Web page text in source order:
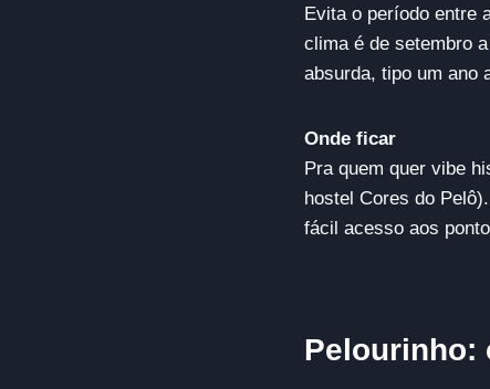
Evita o período entre
clima é de setembro
absurda, tipo um ano
Onde ficar
Pra quem quer vibe
hostel Cores do
fácil acesso aos
Pelourinho: